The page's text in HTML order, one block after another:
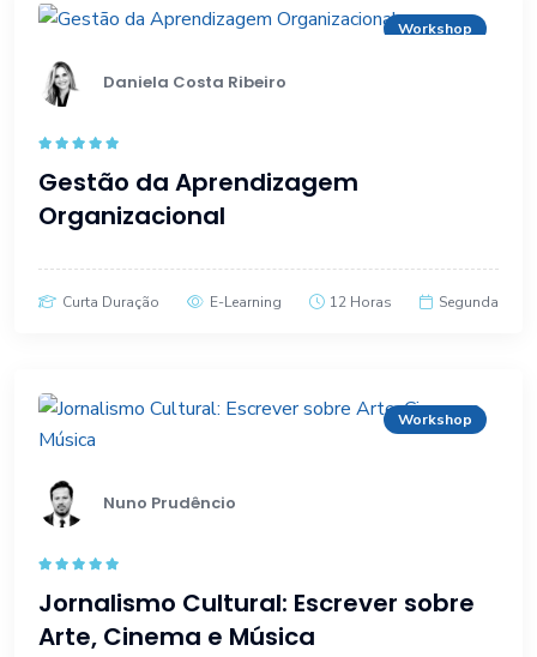
Workshop
Daniela Costa Ribeiro
out of 5
Gestão da Aprendizagem
Organizacional
Curta Duração E-Learning 12 Horas Segunda
Workshop
Nuno Prudêncio
out of 5
Jornalismo Cultural: Escrever sobre
Arte, Cinema e Música